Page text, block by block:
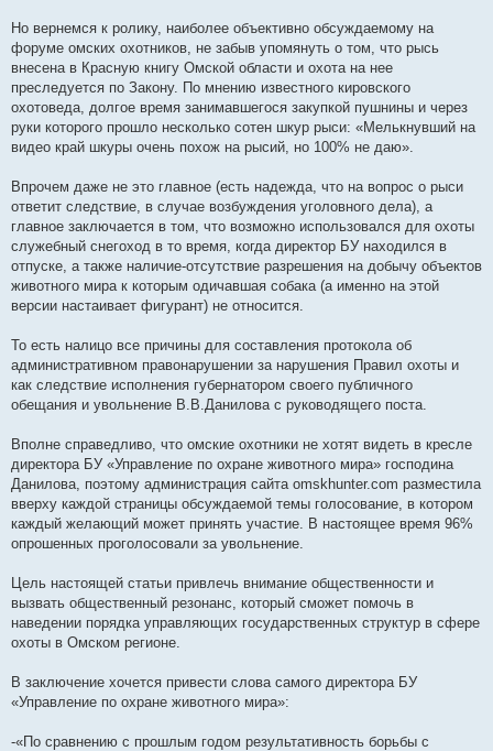
Но вернемся к ролику, наиболее объективно обсуждаемому на
форуме омских охотников, не забыв упомянуть о том, что рысь
внесена в Красную книгу Омской области и охота на нее
преследуется по Закону. По мнению известного кировского
охотоведа, долгое время занимавшегося закупкой пушнины и через
руки которого прошло несколько сотен шкур рыси: «Мелькнувший на
видео край шкуры очень похож на рысий, но 100% не даю».
Впрочем даже не это главное (есть надежда, что на вопрос о рыси
ответит следствие, в случае возбуждения уголовного дела), а
главное заключается в том, что возможно использовался для охоты
служебный снегоход в то время, когда директор БУ находился в
отпуске, а также наличие-отсутствие разрешения на добычу объектов
животного мира к которым одичавшая собака (а именно на этой
версии настаивает фигурант) не относится.
То есть налицо все причины для составления протокола об
административном правонарушении за нарушения Правил охоты и
как следствие исполнения губернатором своего публичного
обещания и увольнение В.В.Данилова с руководящего поста.
Вполне справедливо, что омские охотники не хотят видеть в кресле
директора БУ «Управление по охране животного мира» господина
Данилова, поэтому администрация сайта omskhunter.com разместила
вверху каждой страницы обсуждаемой темы голосование, в котором
каждый желающий может принять участие. В настоящее время 96%
опрошенных проголосовали за увольнение.
Цель настоящей статьи привлечь внимание общественности и
вызвать общественный резонанс, который сможет помочь в
наведении порядка управляющих государственных структур в сфере
охоты в Омском регионе.
В заключение хочется привести слова самого директора БУ
«Управление по охране животного мира»:
-«По сравнению с прошлым годом результативность борьбы с